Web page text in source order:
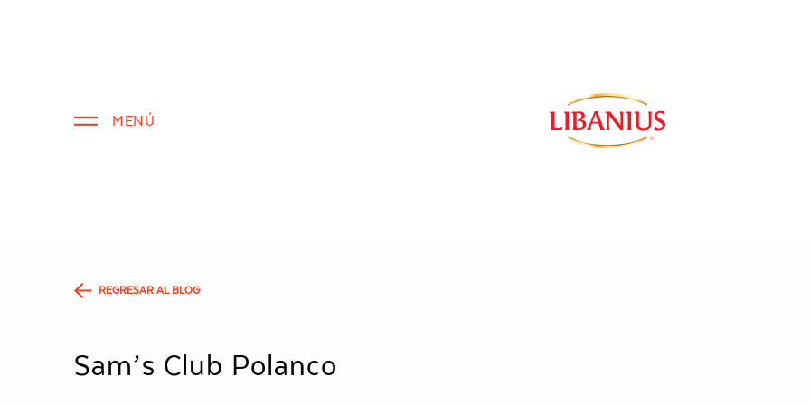
MENÚ
¡Conócenos! Encuéntranos en…
REGRESAR AL BLOG
Sam’s Club Polanco